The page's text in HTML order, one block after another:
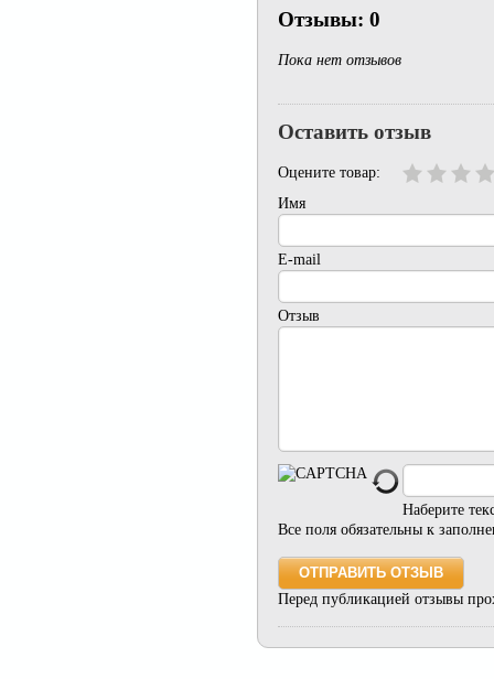
Отзывы: 0
Пока нет отзывов
Оставить отзыв
Оцените товар:
Имя
E-mail
Отзыв
Наберите
Все поля обязательны к
Перед публикацией отзывы